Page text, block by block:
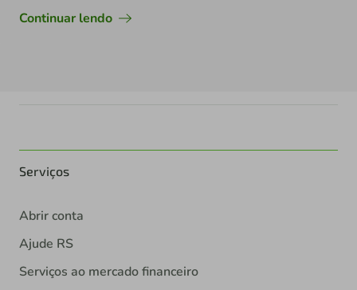
Continuar lendo
Serviços
Abrir conta
Ajude RS
Serviços ao mercado financeiro